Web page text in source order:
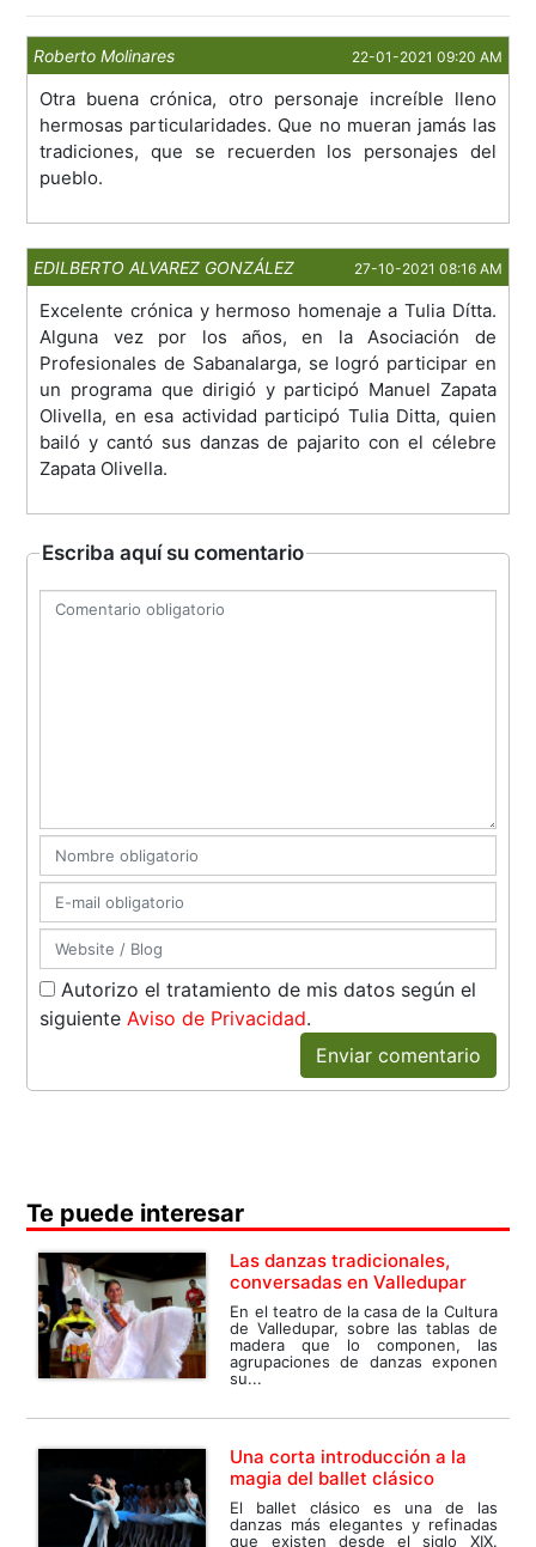
Roberto Molinares 22-01-2021 09:20 AM
Otra buena crónica, otro personaje increíble lleno
hermosas particularidades. Que no mueran jamás las
tradiciones, que se recuerden los personajes del
pueblo.
EDILBERTO ALVAREZ GONZÁLEZ 27-10-2021 08:16 AM
Excelente crónica y hermoso homenaje a Tulia Dítta.
Alguna vez por los años, en la Asociación de
Profesionales de Sabanalarga, se logró participar en
un programa que dirigió y participó Manuel Zapata
Olivella, en esa actividad participó Tulia Ditta, quien
bailó y cantó sus danzas de pajarito con el célebre
Zapata Olivella.
Escriba aquí su comentario
Autorizo el tratamiento de mis datos según el
siguienteAviso de Privacidad.
Enviar comentario
Te puede interesar
Las danzas tradicionales,
conversadas en Valledupar
En el teatro de la casa de la Cultura
de Valledupar, sobre las tablas de
madera que lo componen, las
agrupaciones de danzas exponen
su...
Una corta introducción a la
magia del ballet clásico
El ballet clásico es una de las
danzas más elegantes y refinadas
que existen desde el siglo XIX.